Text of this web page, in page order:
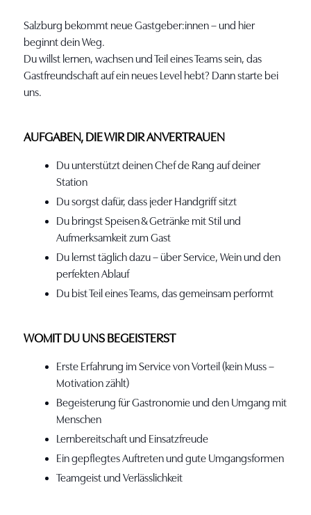
Salzburg bekommt neue Gastgeber:innen – und hier
beginnt dein Weg.
Du willst lernen, wachsen und Teil eines Teams sein, das
Gastfreundschaft auf ein neues Level hebt? Dann starte bei
uns.
AUFGABEN, DIE WIR DIR ANVERTRAUEN
Du unterstützt deinen Chef de Rang auf deiner
Station
Du sorgst dafür, dass jeder Handgriff sitzt
Du bringst Speisen & Getränke mit Stil und
Aufmerksamkeit zum Gast
Du lernst täglich dazu – über Service, Wein und den
perfekten Ablauf
Du bist Teil eines Teams, das gemeinsam performt
WOMIT DU UNS BEGEISTERST
Erste Erfahrung im Service von Vorteil (kein Muss –
Motivation zählt)
Begeisterung für Gastronomie und den Umgang mit
Menschen
Lernbereitschaft und Einsatzfreude
Ein gepflegtes Auftreten und gute Umgangsformen
Teamgeist und Verlässlichkeit